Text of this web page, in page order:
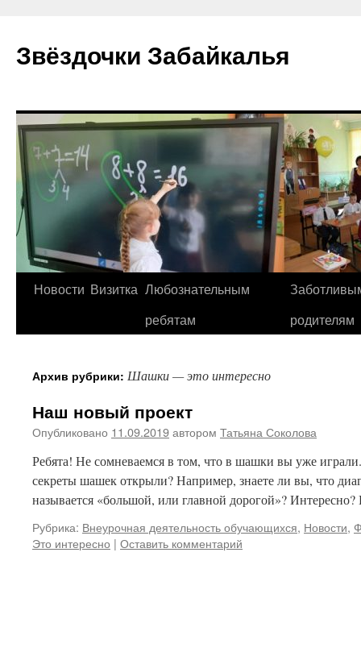
содержимому
Звёздочки Забайкалья
Новости Визитка Любознательным
ребятам
родителям
Архив рубрики: Шашки — это интересно
Наш новый проект
Опубликовано 11.09.2019автором Татьяна Соколова
Ребята! Не сомневаемся в том, что в шашки вы уже
секреты шашек открыли? Например, знаете ли вы, что
называется «большой, или главной дорогой»?
Рубрика: Внеурочная деятельность обучающихся, Новости,
Это интересно | Оставить комментарий